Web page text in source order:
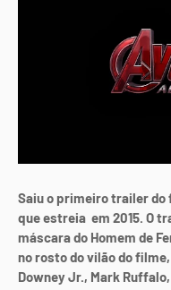
Saiu o primeiro trailer do
que estreia em 2015. O
máscara do Homem de
no rosto do vilão do
Downey Jr., Mark